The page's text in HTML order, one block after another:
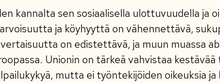
kannalta sen sosiaalisella ulottuvuudella ja
ja köyhyyttä on vähennettävä,
on edistettävä, ja muun muassa
Unionin on tärkeä vahvistaa kestävää
mutta ei työntekijöiden oikeuksia